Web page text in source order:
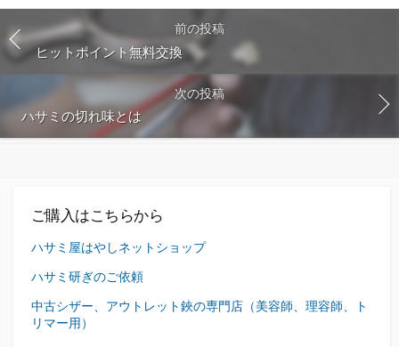
前の投稿
ヒットポイント無料交換
次の投稿
ハサミの切れ味とは
ご購入はこちらから
ハサミ屋はやしネットショップ
ハサミ研ぎのご依頼
中古シザー、アウトレット鋏の専門店（美容師、理容師、ト
リマー用）